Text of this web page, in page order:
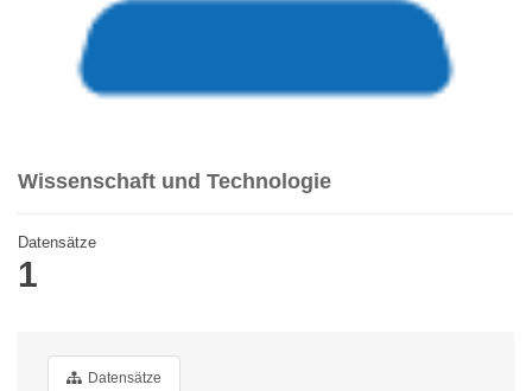
Wissenschaft und Technologie
Datensätze
1
Datensätze